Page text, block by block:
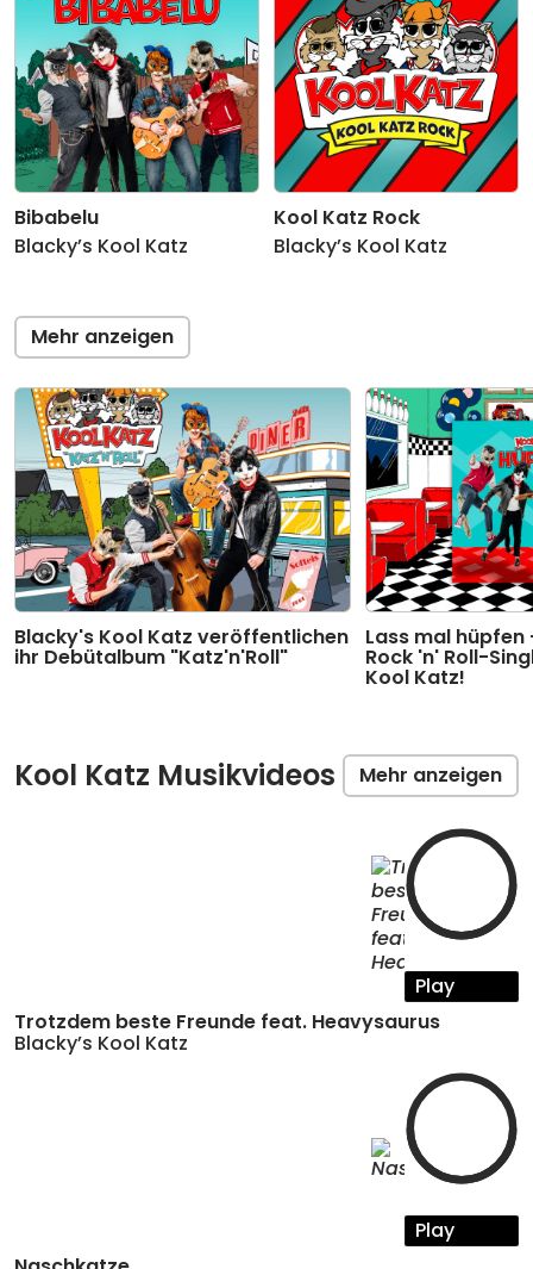
Bibabelu
Blacky’s Kool Katz
Kool Katz Rock
Blacky’s Kool Katz
Mehr anzeigen
Blacky's Kool Katz veröffentlichen
ihr Debütalbum "Katz'n'Roll"
Lass mal
Rock 'n' Roll-
Kool Katz!
Kool Katz Musikvideos Mehr anzeigen
Play
Trotzdem beste Freunde feat. Heavysaurus
Blacky’s Kool Katz
Play